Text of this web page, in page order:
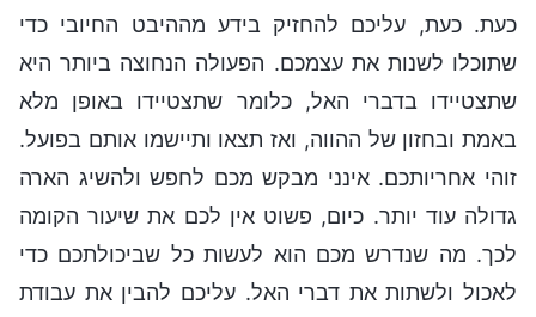
כעת. כעת, עליכם להחזיק בידע מההיבט החיובי כדי
שתוכלו לשנות את עצמכם. הפעולה הנחוצה ביותר היא
שתצטיידו בדברי האל, כלומר שתצטיידו באופן מלא
באמת ובחזון של ההווה, ואז תצאו ותיישמו אותם בפועל.
זוהי אחריותכם. אינני מבקש מכם לחפש ולהשיג הארה
גדולה עוד יותר. כיום, פשוט אין לכם את שיעור הקומה
לכך. מה שנדרש מכם הוא לעשות כל שביכולתכם כדי
לאכול ולשתות את דברי האל. עליכם להבין את עבודת